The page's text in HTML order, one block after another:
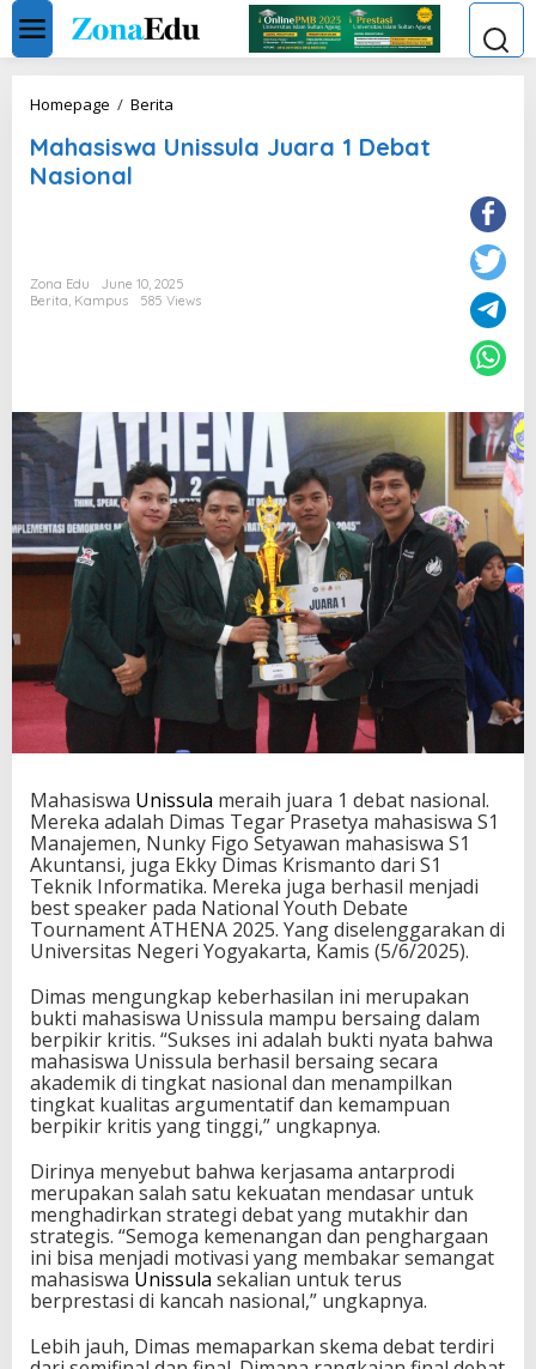
Skip
content
Homepage / Berita
Juara
Mahasiswa Unissula Juara 1 Debat
Nasional
Zona Edu
June 10, 2025
Berita, Kampus 585 Views
Mahasiswa Unissula meraih juara 1 debat nasional.
Mereka adalah Dimas Tegar Prasetya mahasiswa S1
Manajemen, Nunky Figo Setyawan mahasiswa S1
Akuntansi, juga Ekky Dimas Krismanto dari S1
Teknik Informatika. Mereka juga berhasil menjadi
best speaker pada National Youth Debate
Tournament ATHENA 2025. Yang diselenggarakan di
Universitas Negeri Yogyakarta, Kamis (5/6/2025).
Dimas mengungkap keberhasilan ini merupakan
bukti mahasiswa Unissula mampu bersaing dalam
berpikir kritis. “Sukses ini adalah bukti nyata bahwa
mahasiswa Unissula berhasil bersaing secara
akademik di tingkat nasional dan menampilkan
tingkat kualitas argumentatif dan kemampuan
berpikir kritis yang tinggi,” ungkapnya.
Dirinya menyebut bahwa kerjasama antarprodi
merupakan salah satu kekuatan mendasar untuk
menghadirkan strategi debat yang mutakhir dan
strategis. “Semoga kemenangan dan penghargaan
ini bisa menjadi motivasi yang membakar semangat
mahasiswa Unissula sekalian untuk terus
berprestasi di kancah nasional,” ungkapnya.
Lebih jauh, Dimas memaparkan skema debat terdiri